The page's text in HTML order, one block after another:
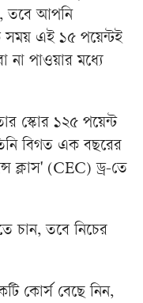
তবে আপনি
সময় এই ১৫ পয়েন্টই
না পাওয়ার মধ্যে
স্কোর ১২৫ পয়েন্ট
বিগত এক বছরের
ক্লাস' (CEC) ড্র-তে
চান, তবে নিচের
কোর্স বেছে নিন,